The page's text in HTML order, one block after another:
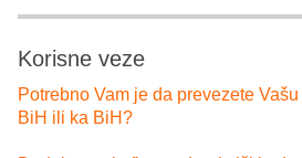
Korisne veze
Potrebno Vam je da prevezete
BiH ili ka BiH?